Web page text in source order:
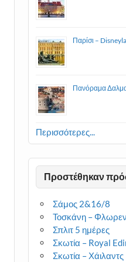
Παρίσι –
Πανόραμα
Περισσότερες...
Προστέθηκαν
Σάμος 2&16/8
Τοσκάνη –
Σπλιτ 5 ημέρες
Σκωτία – Royal
Σκωτία – Χάιλαντς